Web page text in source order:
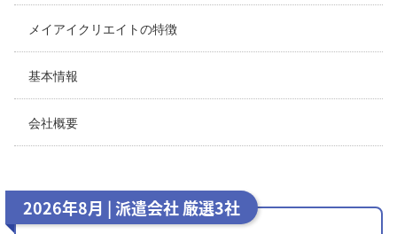
メイアイクリエイトの特徴
基本情報
会社概要
2026年8月 | 派遣会社 厳選3社